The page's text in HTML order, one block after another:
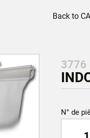
Back to
3776
N° de